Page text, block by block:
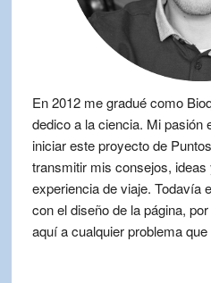
En 2012 me gradué como
dedico a la ciencia. Mi pasión
iniciar este proyecto de
transmitir mis consejos,
experiencia de viaje. Todavía
con el diseño de la página,
aquí a cualquier problema